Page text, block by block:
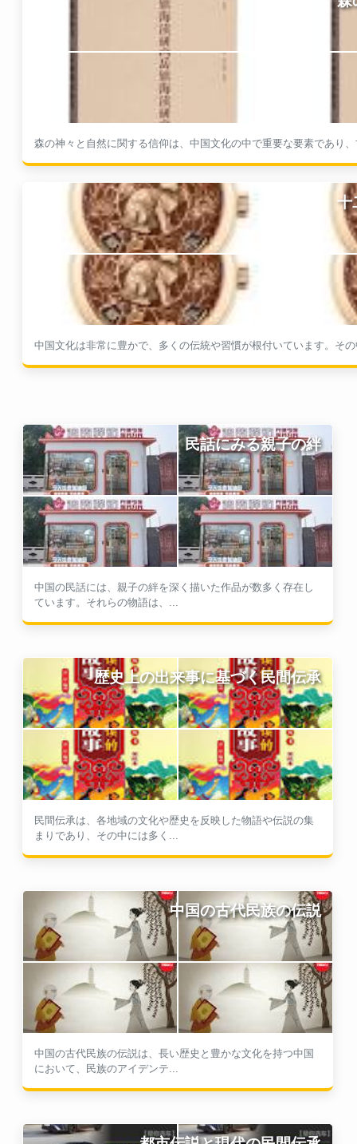
森の神々と自然に関する信仰は、中国文化の中で重要な要素であり
十
中国文化は非常に豊かで、多くの伝統や習慣が根付いています。そ
民話にみる親子の絆
中国の民話には、親子の絆を深く描いた作品が数多く存在し
ています。それらの物語は、...
歴史上の出来事に基づく民間伝承
民間伝承は、各地域の文化や歴史を反映した物語や伝説の集
まりであり、その中には多く...
中国の古代民族の伝説
中国の古代民族の伝説は、長い歴史と豊かな文化を持つ中国
において、民族のアイデンテ...
都市伝説と現代の民間伝承